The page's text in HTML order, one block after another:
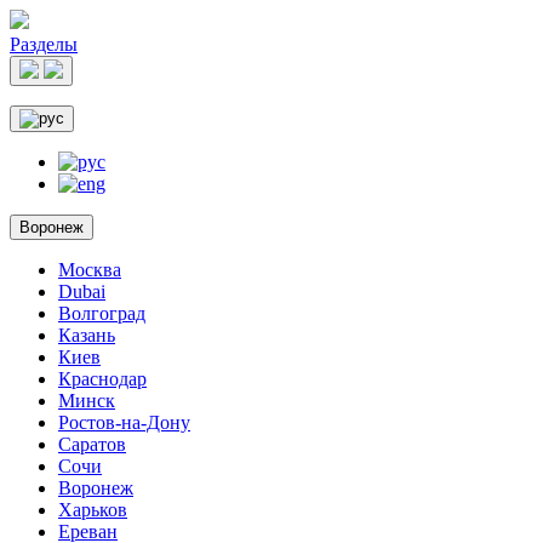
Разделы
Воронеж
Москва
Dubai
Волгоград
Казань
Киев
Краснодар
Минск
Ростов-на-Дону
Саратов
Сочи
Воронеж
Харьков
Ереван